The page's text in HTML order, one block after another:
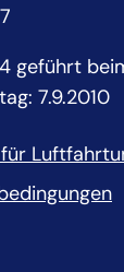
geführt
7.9.2010